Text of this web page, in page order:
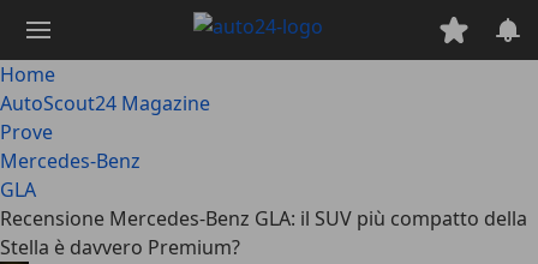
contenuto
principale
Home
AutoScout24 Magazine
Prove
Mercedes-Benz
GLA
Recensione Mercedes-Benz GLA: il SUV più compatto della
Stella è davvero Premium?